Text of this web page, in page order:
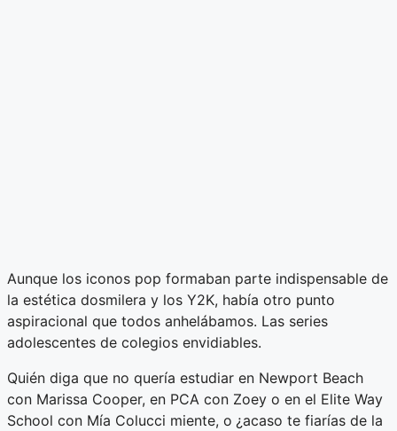
Aunque los iconos pop formaban parte indispensable de
la estética dosmilera y los Y2K, había otro punto
aspiracional que todos anhelábamos. Las series
adolescentes de colegios envidiables.
Quién diga que no quería estudiar en Newport Beach
con Marissa Cooper, en PCA con Zoey o en el Elite Way
School con Mía Colucci miente, o ¿acaso te fiarías de la